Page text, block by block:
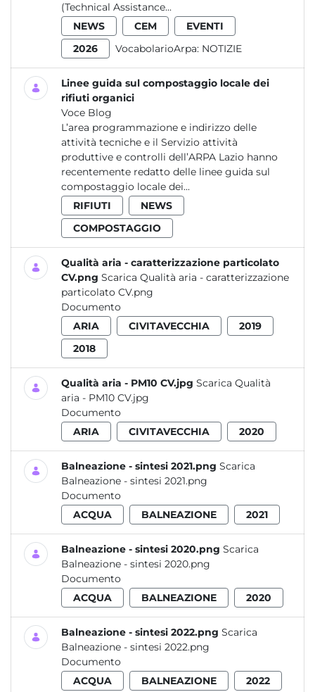
(Technical Assistance...
NEWS
CEM
EVENTI
2026
VocabolarioArpa: NOTIZIE
Linee guida sul compostaggio locale dei
rifiuti organici
Voce Blog
L’area programmazione e indirizzo delle
attività tecniche e il Servizio attività
produttive e controlli dell’ARPA Lazio hanno
recentemente redatto delle linee guida sul
compostaggio locale dei...
RIFIUTI
NEWS
COMPOSTAGGIO
Qualità aria - caratterizzazione particolato
CV.png Scarica Qualità aria - caratterizzazione
particolato CV.png
Documento
ARIA
CIVITAVECCHIA
2019
2018
Qualità aria - PM10 CV.jpg Scarica Qualità
aria - PM10 CV.jpg
Documento
ARIA
CIVITAVECCHIA 2020
Balneazione - sintesi 2021.png Scarica
Balneazione - sintesi 2021.png
Documento
ACQUA
BALNEAZIONE 2021
Balneazione - sintesi 2020.png Scarica
Balneazione - sintesi 2020.png
Documento
ACQUA
BALNEAZIONE 2020
Balneazione - sintesi 2022.png Scarica
Balneazione - sintesi 2022.png
Documento
ACQUA
BALNEAZIONE
2022